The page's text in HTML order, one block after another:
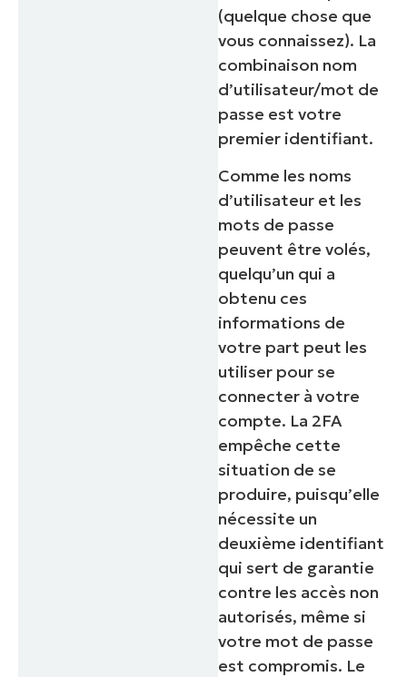
(quelque chose que
vous connaissez). La
combinaison nom
d’utilisateur/mot de
passe est votre
premier identifiant.
Comme les noms
d’utilisateur et les
mots de passe
peuvent être volés,
quelqu’un qui a
obtenu ces
informations de
votre part peut les
utiliser pour se
connecter à votre
compte. La 2FA
empêche cette
situation de se
produire, puisqu’elle
nécessite un
deuxième identifiant
qui sert de garantie
contre les accès non
autorisés, même si
votre mot de passe
est compromis. Le